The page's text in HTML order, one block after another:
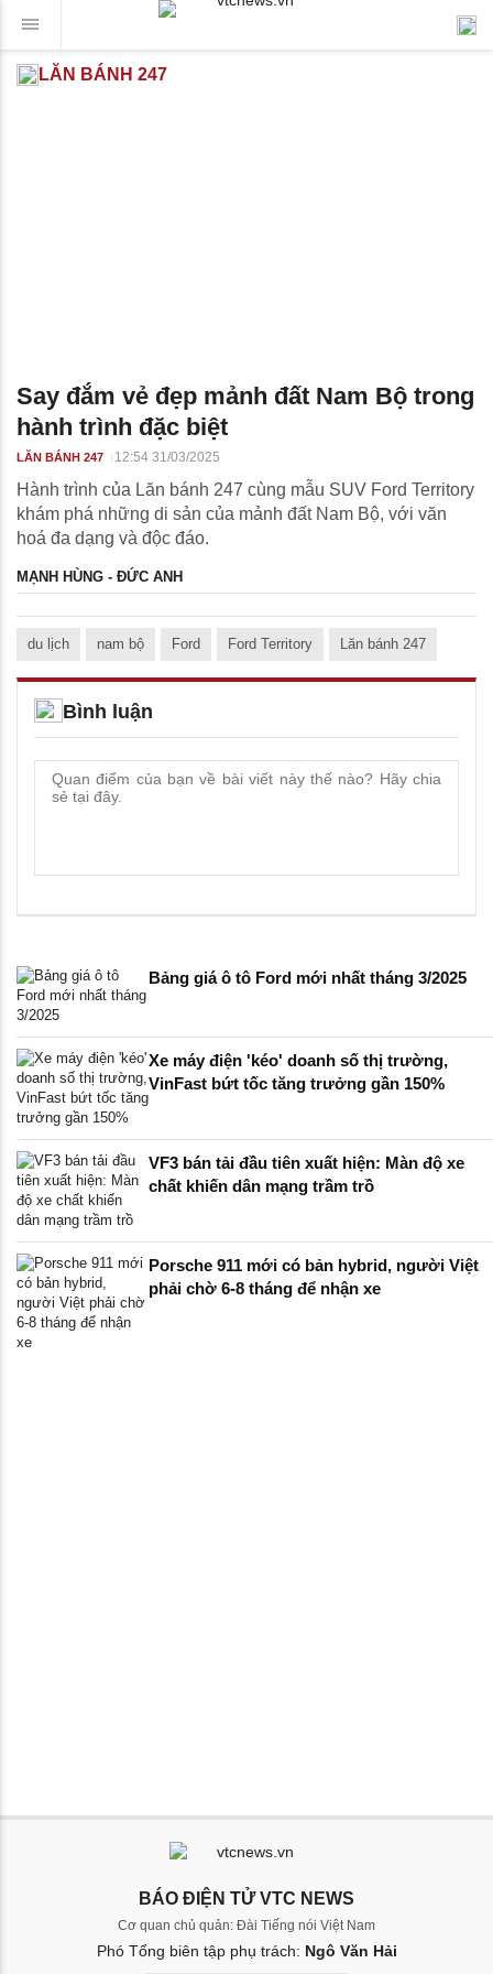
LĂN BÁNH 247
Say đắm vẻ đẹp mảnh đất Nam Bộ trong
hành trình đặc biệt
LĂN BÁNH 247 12:54 31/03/2025
Hành trình của Lăn bánh 247 cùng mẫu SUV Ford Territory
khám phá những di sản của mảnh đất Nam Bộ, với văn
hoá đa dạng và độc đáo.
MẠNH HÙNG - ĐỨC ANH
du lịch nam bộ Ford Ford Territory Lăn bánh 247
Bình luận
Bảng giá ô tô Ford mới nhất tháng 3/2025
Xe máy điện 'kéo' doanh số thị trường,
VinFast bứt tốc tăng trưởng gần 150%
VF3 bán tải đầu tiên xuất hiện: Màn độ xe
chất khiến dân mạng trầm trồ
Porsche 911 mới có bản hybrid, người Việt
phải chờ 6-8 tháng để nhận xe
BÁO ĐIỆN TỬ VTC NEWS
Cơ quan chủ quản: Đài Tiếng nói Việt Nam
Phó Tổng biên tập phụ trách: Ngô Văn Hải